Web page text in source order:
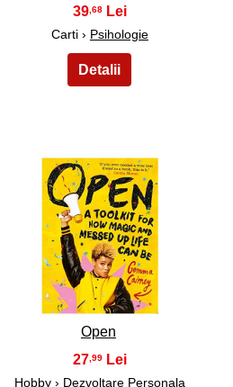
39,68
Carti › Psihologie
40
Open
27,99
Hobby› Dezvoltare Personala